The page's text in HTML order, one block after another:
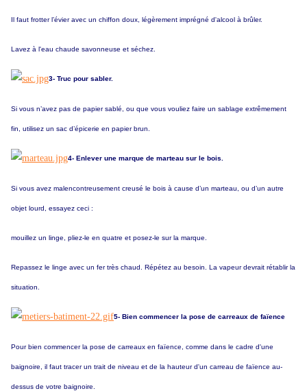
Il faut frotter l’évier avec un chiffon doux, légèrement imprégné d'alcool à brûler.
Lavez à l'eau chaude savonneuse et séchez.
3- Truc pour sabler.
Si vous n’avez pas de papier sablé, ou que vous vouliez faire un sablage extrêmement
fin, utilisez un sac d’épicerie en papier brun.
4- Enlever une marque de marteau sur le bois.
Si vous avez malencontreusement creusé le bois à cause d’un marteau, ou d’un autre
objet lourd, essayez ceci :
mouillez un linge, pliez-le en quatre et posez-le sur la marque.
Repassez le linge avec un fer très chaud. Répétez au besoin. La vapeur devrait rétablir la
situation.
5- Bien commencer la pose de carreaux de faïence
Pour bien commencer la pose de carreaux en faïence, comme dans le cadre d'une
baignoire, il faut tracer un trait de niveau et de la hauteur d'un carreau de faïence au-
dessus de votre baignoire.